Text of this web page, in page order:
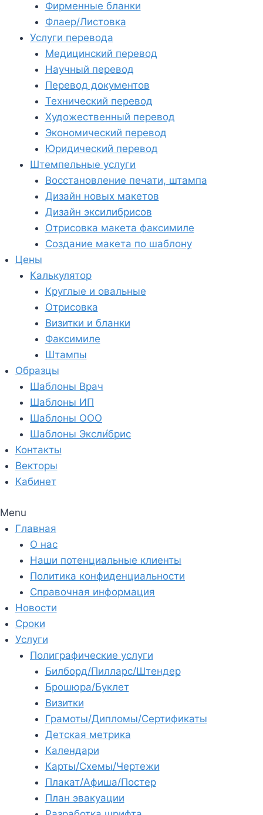
Фирменные бланки
Флаер/Листовка
Услуги перевода
Медицинский перевод
Научный перевод
Перевод документов
Технический перевод
Художественный перевод
Экономический перевод
Юридический перевод
Штемпельные услуги
Восстановление печати, штампа
Дизайн новых макетов
Дизайн эксилибрисов
Отрисовка макета факсимиле
Создание макета по шаблону
Цены
Калькулятор
Круглые и овальные
Отрисовка
Визитки и бланки
Факсимиле
Штампы
Образцы
Шаблоны Врач
Шаблоны ИП
Шаблоны ООО
Шаблоны Эксли́брис
Контакты
Векторы
Кабинет
Menu
Главная
О нас
Наши потенциальные клиенты
Политика конфиденциальности
Справочная информация
Новости
Сроки
Услуги
Полиграфические услуги
Билборд/Пилларс/Штендер
Брошюра/Буклет
Визитки
Грамоты/Дипломы/Сертификаты
Детская метрика
Календари
Карты/Схемы/Чертежи
Плакат/Афиша/Постер
План эвакуации